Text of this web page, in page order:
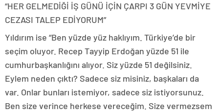
“HER GELMEDİĞİ İŞ GÜNÜ İÇİN ÇARPI 3 GÜN YEVMİYE
CEZASI TALEP EDİYORUM”
Yıldırım ise “Ben yüzde yüz haklıyım. Türkiye’de bir
seçim oluyor. Recep Tayyip Erdoğan yüzde 51 ile
cumhurbaşkanlığını alıyor. Siz yüzde 51 değilsiniz.
Eylem neden çıktı? Sadece siz misiniz, başkaları da
var. Onlar bunları istemiyor, sadece siz istiyorsunuz.
Ben size verince herkese vereceğim. Size vermezsem